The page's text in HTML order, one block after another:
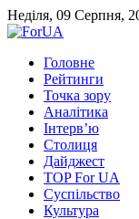
Неділя, 09 Серпня,
Головне
Рейтинги
Точка зору
Аналітика
Інтерв’ю
Столиця
Дайджест
TOP For UA
Суспiльство
Культура